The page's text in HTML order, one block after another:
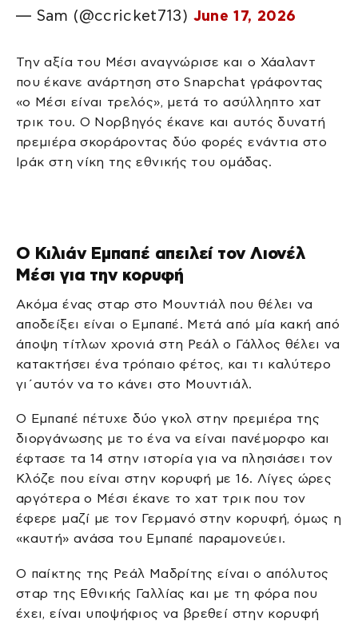
— Sam (@ccricket713) June 17, 2026
Την αξία του Μέσι αναγνώρισε και ο Χάαλαντ
που έκανε ανάρτηση στο Snapchat γράφοντας
«ο Μέσι είναι τρελός», μετά το ασύλληπτο χατ
τρικ του. Ο Νορβηγός έκανε και αυτός δυνατή
πρεμιέρα σκοράροντας δύο φορές ενάντια στο
Ιράκ στη νίκη της εθνικής του ομάδας.
Ο Κιλιάν Εμπαπέ απειλεί τον Λιονέλ
Μέσι για την κορυφή
Ακόμα ένας σταρ στο Μουντιάλ που θέλει να
αποδείξει είναι ο Εμπαπέ. Μετά από μία κακή από
άποψη τίτλων χρονιά στη Ρεάλ ο Γάλλος θέλει να
κατακτήσει ένα τρόπαιο φέτος, και τι καλύτερο
γι΄αυτόν να το κάνει στο Μουντιάλ.
Ο Εμπαπέ πέτυχε δύο γκολ στην πρεμιέρα της
διοργάνωσης με το ένα να είναι πανέμορφο και
έφτασε τα 14 στην ιστορία για να πλησιάσει τον
Κλόζε που είναι στην κορυφή με 16. Λίγες ώρες
αργότερα ο Μέσι έκανε το χατ τρικ που τον
έφερε μαζί με τον Γερμανό στην κορυφή, όμως η
«καυτή» ανάσα του Εμπαπέ παραμονεύει.
Ο παίκτης της Ρεάλ Μαδρίτης είναι ο απόλυτος
σταρ της Εθνικής Γαλλίας και με τη φόρα που
έχει, είναι υποψήφιος να βρεθεί στην κορυφή